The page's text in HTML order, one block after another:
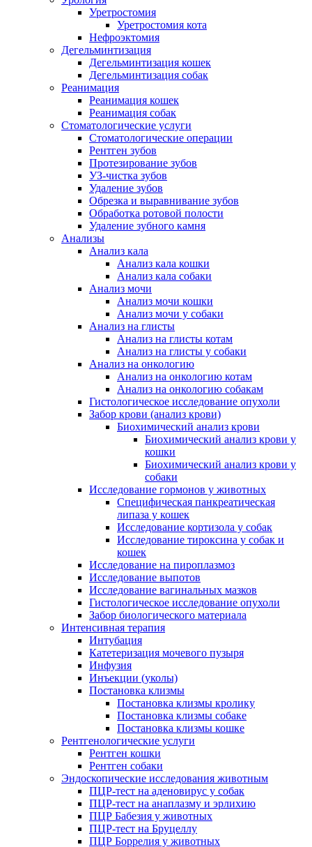
Уретростомия
Уретростомия кота
Нефроэктомия
Дегельминтизация
Дегельминтизация кошек
Дегельминтизация собак
Реанимация
Реанимация кошек
Реанимация собак
Стоматологические услуги
Стоматологические операции
Рентген зубов
Протезирование зубов
УЗ-чистка зубов
Удаление зубов
Обрезка и выравнивание зубов
Обработка ротовой полости
Удаление зубного камня
Анализы
Анализ кала
Анализ кала кошки
Анализ кала собаки
Анализ мочи
Анализ мочи кошки
Анализ мочи у собаки
Анализ на глисты
Анализ на глисты котам
Анализ на глисты у собаки
Анализ на онкологию
Анализ на онкологию котам
Анализ на онкологию собакам
Гистологическое исследование опухоли
Забор крови (анализ крови)
Биохимический анализ крови
Биохимический анализ крови у
кошки
Биохимический анализ крови у
собаки
Исследование гормонов у животных
Специфическая панкреатическая
липаза у кошек
Исследование кортизола у собак
Исследование тироксина у собак и
кошек
Исследование на пироплазмоз
Исследование выпотов
Исследование вагинальных мазков
Гистологическое исследование опухоли
Забор биологического материала
Интенсивная терапия
Интубация
Катетеризация мочевого пузыря
Инфузия
Инъекции (уколы)
Постановка клизмы
Постановка клизмы кролику
Постановка клизмы собаке
Постановка клизмы кошке
Рентгенологические услуги
Рентген кошки
Рентген собаки
Эндоскопические исследования животным
ПЦР-тест на аденовирус у собак
ПЦР-тест на анаплазму и эрлихию
ПЦР Бабезия у животных
ПЦР-тест на Бруцеллу
ПЦР Боррелия у животных